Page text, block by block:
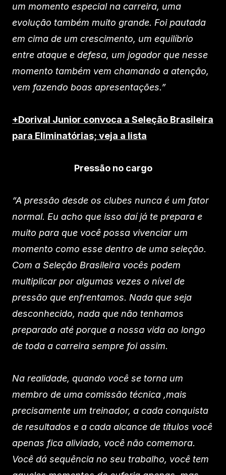
um momento especial na carreira, uma
evolução também muito grande. Foi pautada
em cima de um crescimento, um equilíbrio
entre ataque e defesa, um jogador que nesse
momento também vem chamando a atenção,
vem fazendo boas apresentações.”
+Dorival Junior convoca a Seleção Brasileira
para Eliminatórias; veja a lista
Pressão no cargo
“A pressão desde os clubes nunca é um fator
normal. Eu acho que isso daí já te prepara e
muito para que você possa vivenciar um
momento como esse dentro de uma seleção.
Com a Seleção Brasileira vocês podem
multiplicar por algumas vezes o nível de
pressão que enfrentamos. Nada que seja
desconhecido, nada que não tenhamos
preparado até porque a nossa vida ao longo
de toda a carreira sempre foi assim.
Na realidade, quando você se torna um
membro de uma comissão técnica ,mais
precisamente um treinador, a cada conquista
de resultados e a cada alcance de títulos você
apenas fica aliviado, você não comemora.
Você dá sequência no seu trabalho, você tem